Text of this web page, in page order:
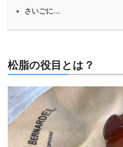
さいごに…
松脂の役目とは？